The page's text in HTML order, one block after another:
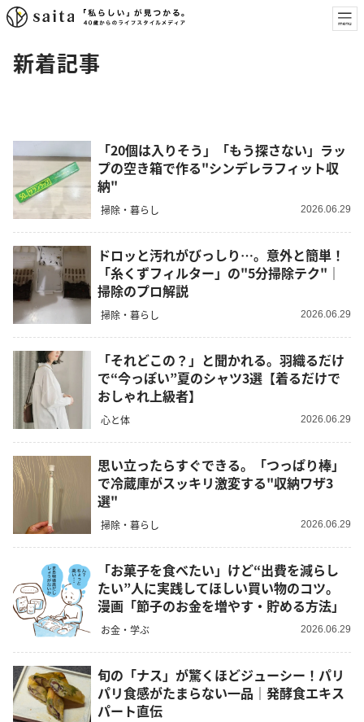
新着記事
「20個は入りそう」「もう探さない」ラッ
プの空き箱で作る"シンデレラフィット収
納"
掃除・暮らし 2026.06.29
ドロッと汚れがびっしり…。意外と簡単！
「糸くずフィルター」の"5分掃除テク"｜
掃除のプロ解説
掃除・暮らし 2026.06.29
「それどこの？」と聞かれる。羽織るだけ
で“今っぽい”夏のシャツ3選【着るだけで
おしゃれ上級者】
心と体 2026.06.29
思い立ったらすぐできる。「つっぱり棒」
で冷蔵庫がスッキリ激変する"収納ワザ3
選"
掃除・暮らし 2026.06.29
「お菓子を食べたい」けど“出費を減らし
たい”人に実践してほしい買い物のコツ。
漫画「節子のお金を増やす・貯める方法」
お金・学ぶ 2026.06.29
旬の「ナス」が驚くほどジューシー！パリ
パリ食感がたまらない一品｜発酵食エキス
パート直伝